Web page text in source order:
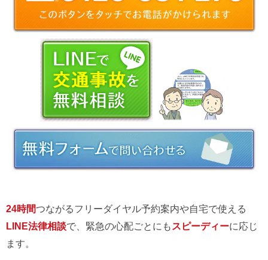
24時間つながるフリーダイヤル予約案内や自宅で使える
LINE法律相談で、緊急の心配ごとにも スピーディーに応じ
ます。